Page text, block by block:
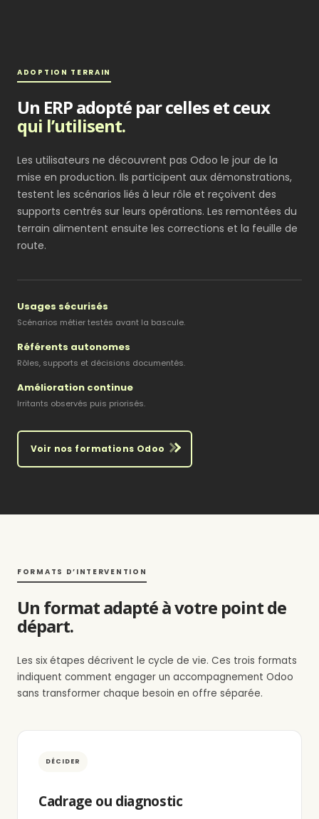
ADOPTION TERRAIN
Un ERP adopté par celles et ceux
qui l’utilisent.
Les utilisateurs ne découvrent pas Odoo le jour de la
mise en production. Ils participent aux démonstrations,
testent les scénarios liés à leur rôle et reçoivent des
supports centrés sur leurs opérations. Les remontées du
terrain alimentent ensuite les corrections et la feuille de
route.
Usages sécurisés
Scénarios métier testés avant la bascule.
Référents autonomes
Rôles, supports et décisions documentés.
Amélioration continue
Irritants observés puis priorisés.
Voir nos formations Odoo
FORMATS D’INTERVENTION
Un format adapté à votre point de
départ.
Les six étapes décrivent le cycle de vie. Ces trois formats
indiquent comment engager un accompagnement Odoo
sans transformer chaque besoin en offre séparée.
DÉCIDER
Cadrage ou diagnostic